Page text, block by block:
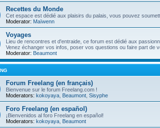
Recettes du Monde
Cet espace est dédié aux plaisirs du palais, vous pouvez
Moderator: Maïwenn
Voyages
Lieu de rencontres et d'entraide, ce forum est dédié aux
Venez échanger vos infos, poser vos questions ou faire part de
Moderator: Beaumont
Forum Freelang (en français)
Bienvenue sur le forum Freelang.com !
Moderators: kokoyaya Beaumont Sisyphe
Foro Freelang (en español)
¡Bienvenidos al foro Freelang en español!
Moderators: kokoyaya Beaumont